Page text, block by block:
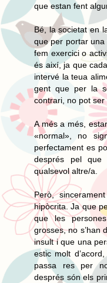
que estan fent
Bé, la societat en
que per portar
fem exercici o
és així, ja que
intervé la teua
gent que per la
contrari, no pot ser
A més a més,
«normal», no
perfectament es
després pel
qualsevol altre/a.
Però,
hipòcrita. Ja que
que les
grosses, no s’han
insult i que una
estic molt
passa res per
després són els